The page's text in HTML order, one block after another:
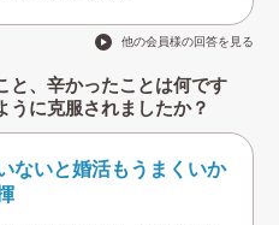
他の会員様の回答を見る
と、辛かったことは何です
に克服されましたか？
ないと婚活もうまくいか